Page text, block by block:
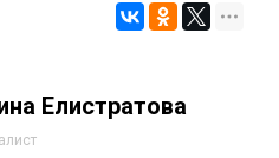
Елистратова